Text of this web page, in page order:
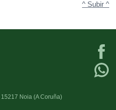
^ Subir ^
Noia (A Coruña)